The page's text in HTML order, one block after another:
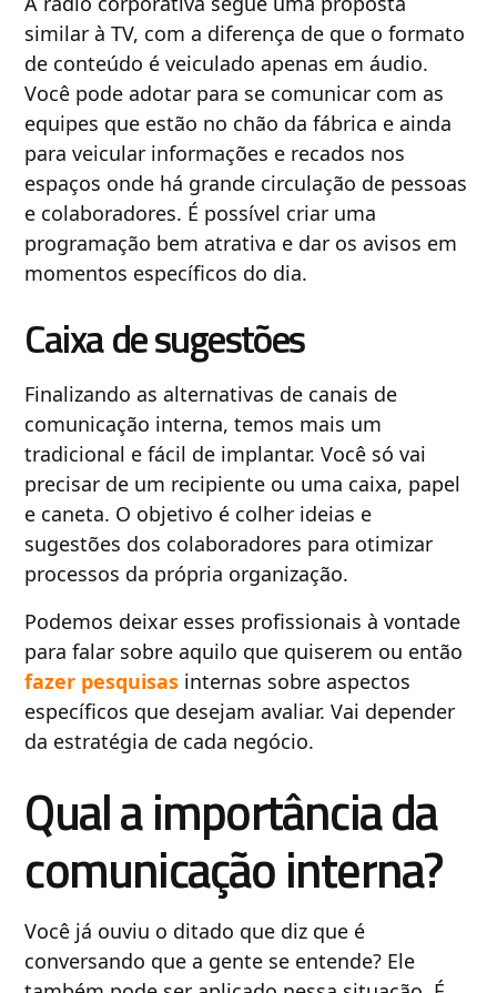
similar à TV, com a diferença de que o formato
de conteúdo é veiculado apenas em áudio.
Você pode adotar para se comunicar com as
equipes que estão no chão da fábrica e ainda
para veicular informações e recados nos
espaços onde há grande circulação de pessoas
e colaboradores. É possível criar uma
programação bem atrativa e dar os avisos em
momentos específicos do dia.
Caixa de sugestões
Finalizando as alternativas de canais de
comunicação interna, temos mais um
tradicional e fácil de implantar. Você só vai
precisar de um recipiente ou uma caixa, papel
e caneta. O objetivo é colher ideias e
sugestões dos colaboradores para otimizar
processos da própria organização.
Podemos deixar esses profissionais à vontade
para falar sobre aquilo que quiserem ou então
fazer pesquisas internas sobre aspectos
específicos que desejam avaliar. Vai depender
da estratégia de cada negócio.
Qual a importância da
comunicação interna?
Você já ouviu o ditado que diz que é
conversando que a gente se entende? Ele